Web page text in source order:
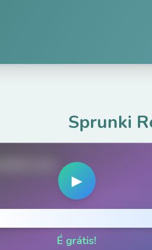
Sprunki
▶
É grátis!